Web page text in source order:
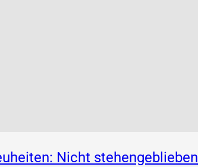
Nicht stehengeblieben